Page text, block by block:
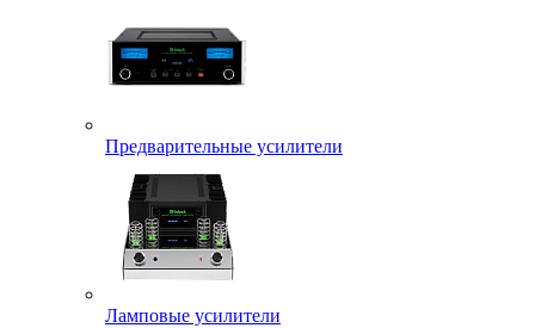
Предварительные усилители
Ламповые усилители